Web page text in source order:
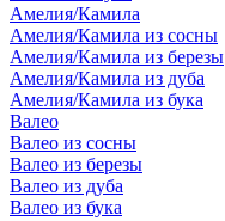
Амелия/Камила
Амелия/Камила из сосны
Амелия/Камила из березы
Амелия/Камила из дуба
Амелия/Камила из бука
Валео
Валео из сосны
Валео из березы
Валео из дуба
Валео из бука